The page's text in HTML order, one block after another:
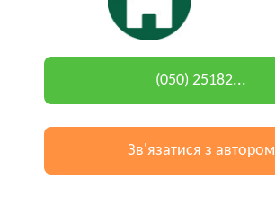
(050) 25182...
Зв'язатися з автором